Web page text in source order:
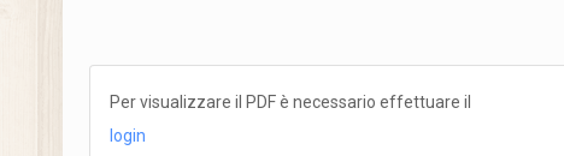
Per visualizzare il PDF è necessario effettuare il
login